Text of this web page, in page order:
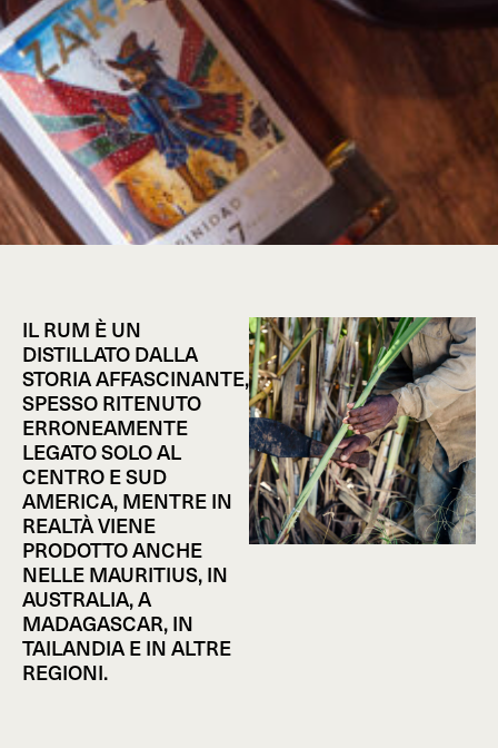
IL RUM È UN
DISTILLATO DALLA
STORIA AFFASCINANTE,
SPESSO RITENUTO
ERRONEAMENTE
LEGATO SOLO AL
CENTRO E SUD
AMERICA, MENTRE IN
REALTÀ VIENE
PRODOTTO ANCHE
NELLE MAURITIUS, IN
AUSTRALIA, A
MADAGASCAR, IN
TAILANDIA E IN ALTRE
REGIONI.